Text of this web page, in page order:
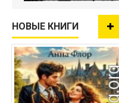
НОВЫЕ КНИГИ